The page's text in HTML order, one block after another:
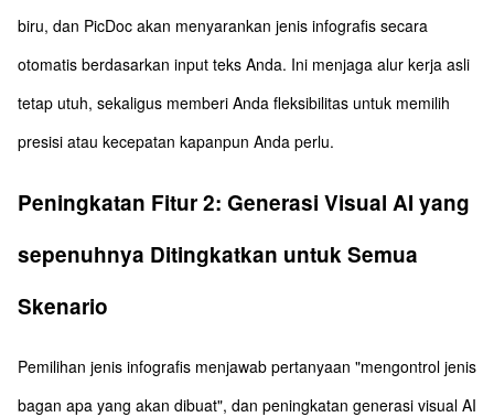
biru, dan PicDoc akan menyarankan jenis infografis secara
otomatis berdasarkan input teks Anda. Ini menjaga alur kerja asli
tetap utuh, sekaligus memberi Anda fleksibilitas untuk memilih
presisi atau kecepatan kapanpun Anda perlu.
Peningkatan Fitur 2: Generasi Visual AI yang
sepenuhnya Ditingkatkan untuk Semua
Skenario
Pemilihan jenis infografis menjawab pertanyaan "mengontrol jenis
bagan apa yang akan dibuat", dan peningkatan generasi visual AI